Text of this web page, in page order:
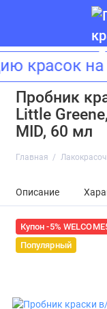
Пробник
Little
MID, 60 мл
Главная
Описание
Купон -5%
Популярный